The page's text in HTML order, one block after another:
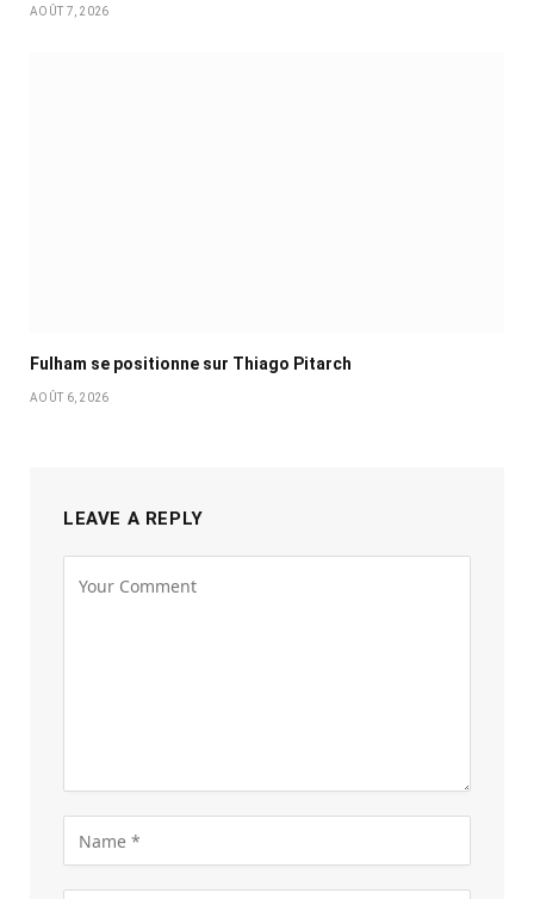
AOÛT 7, 2026
Fulham se positionne sur Thiago Pitarch
AOÛT 6, 2026
LEAVE A REPLY